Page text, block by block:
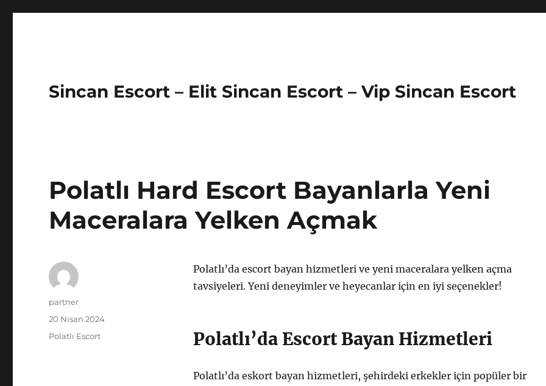
Sincan Escort – Elit Sincan Escort – Vip Sincan Escort
Polatlı Hard Escort Bayanlarla Yeni
Maceralara Yelken Açmak
Polatlı’da escort bayan hizmetleri ve yeni maceralara yelken açma
tavsiyeleri. Yeni deneyimler ve heyecanlar için en iyi seçenekler!
Polatlı’da Escort Bayan Hizmetleri
Polatlı’da eskort bayan hizmetleri, şehirdeki erkekler için popüler bir
Yazar
partner
Yayın
tarihi
20 Nisan 2024
Kategoriler
Polatlı Escort